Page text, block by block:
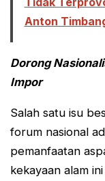
Anton
Dorong
Impor
Salah satu isu
forum nasional
pemanfaatan
kekayaan alam